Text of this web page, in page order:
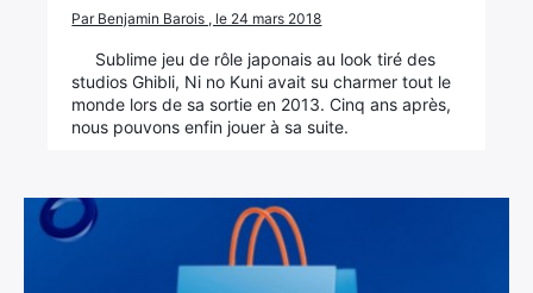
Par Benjamin Barois , le 24 mars 2018
Sublime jeu de rôle japonais au look tiré des
studios Ghibli, Ni no Kuni avait su charmer tout le
monde lors de sa sortie en 2013. Cinq ans après,
nous pouvons enfin jouer à sa suite.